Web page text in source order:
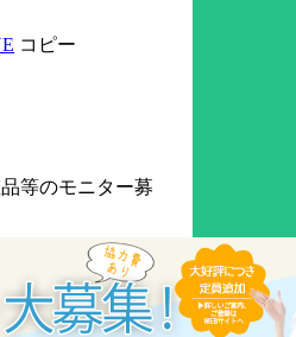
コピー
等のモニター募